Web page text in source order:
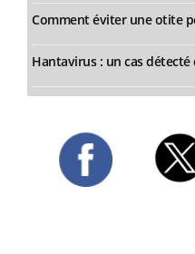
Comment éviter une otite
Hantavirus : un cas